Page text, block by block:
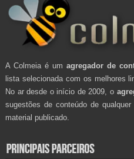
A Colmeia é um agregador de
lista selecionada com os melhores
No ar desde o início de 2009, o
sugestões de conteúdo de qualquer
material publicado.